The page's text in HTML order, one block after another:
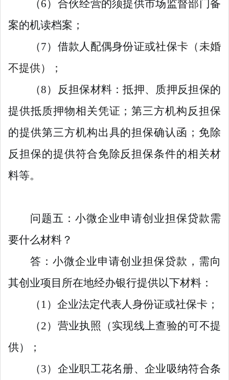
（6）合伙经营的须提供市场监督部门备
案的机读档案；
（7）借款人配偶身份证或社保卡 （未婚
不提供）
；
（8）反担保材料：抵押、质押反担保的
提供抵质押物相关凭证；第三方机构反担保
的提供第三方机构出具的担保确认函；免除
反担保的提供符合免除反担保条件的相关材
料等。
问题五：小微企业申请创业担保贷款需
要什么材料？
答： 小微企业申请创业担保贷款，需向
其创业项目所在地经办银行提供以下材料：
（1）企业法定代表人身份证或社保卡；
（2）营业执照（实现线上查验的可不提
供）；
（3）企业职工花名册、企业吸纳符合条